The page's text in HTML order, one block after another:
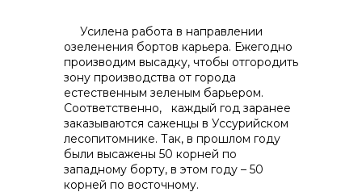
Усилена работа в направлении
озеленения бортов карьера. Ежегодно
производим высадку, чтобы отгородить
зону производства от города
естественным зеленым барьером.
Соответственно, каждый год заранее
заказываются саженцы в Уссурийском
лесопитомнике. Так, в прошлом году
были высажены 50 корней по
западному борту, в этом году – 50
корней по восточному.